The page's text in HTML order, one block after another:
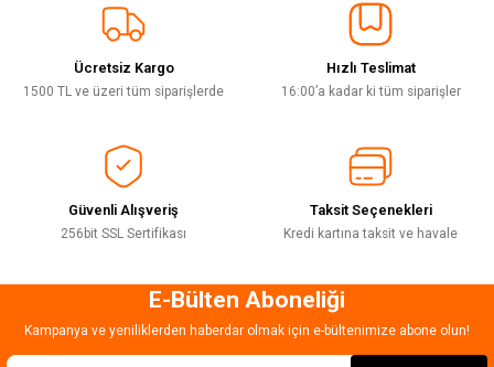
Ürün resmi kalitesiz, bozuk veya görüntülenemiyor.
Ürün açıklamasında eksik bilgiler bulunuyor.
Ürün bilgilerinde hatalar bulunuyor.
Bu ürüne benzer farklı alternatifler olmalı.
Gönder
Deneyimini Paylaş
Ücretsiz Kargo
1500 TL ve üzeri tüm siparişlerde
Hızlı Teslimat
16:00’a kadar ki tüm siparişler
Güvenli Alışveriş
256bit SSL Sertifikası
Taksit Seçenekleri
Kredi kartına taksit ve havale
E-Bülten Aboneliği
Kampanya ve yeniliklerden haberdar olmak için e-bültenimize abone olun!